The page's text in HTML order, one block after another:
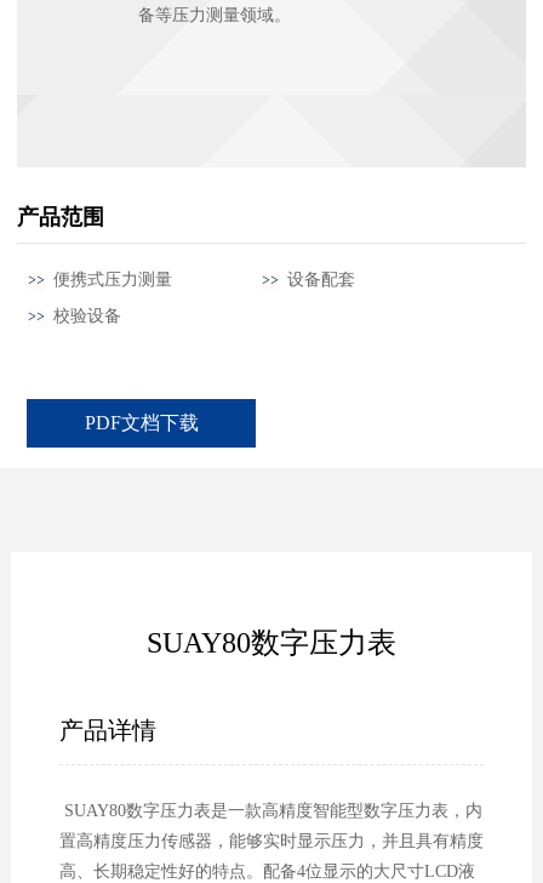
备等压力测量领域。
产品范围
便携式压力测量
设备配套
校验设备
PDF文档下载
SUAY80数字压力表
产品详情
SUAY80数字压力表是一款高精度智能型数字压力表，内
置高精度压力传感器，能够实时显示压力，并且具有精度
高、长期稳定性好的特点。配备4位显示的大尺寸LCD液